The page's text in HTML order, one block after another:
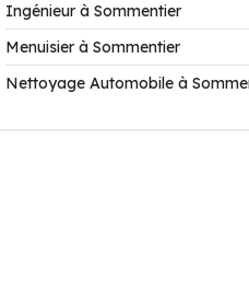
Ingénieur à Sommentier
Menuisier à Sommentier
Nettoyage Automobile à